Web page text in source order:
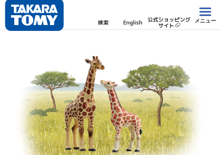
検索 English 公式ショッピング
サイト
メニュー